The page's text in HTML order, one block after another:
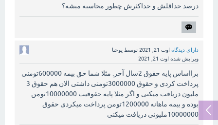
درصد حداقلش و حداکثرش چطور محاسبه میشه؟
دارای دیدگاه اوت 21, 2021 توسط یوحنا
ویرایش شده اوت 21, 2021
برااساس پایه حقوق 2سال آخر. مثلا شما حق بیمه 600000تومنی
پرداخت کردی و حقوق 3000000تومنی داشتی الان هم حقوق 3
ملیون دریافت میکنی و اگر مثلا پایه حقوقیت 10000000تومن
بوده و بیمه ماهانه 1200000تومن پرداخت میکردی حقوق
10000000ملیونی دریافت میکنی